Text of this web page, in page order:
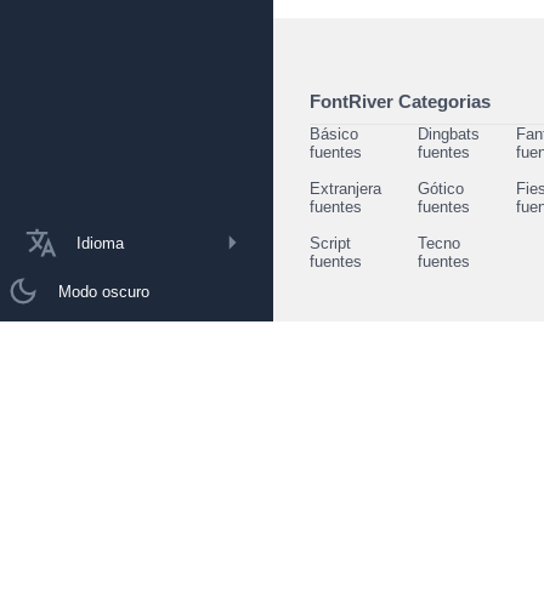
Idioma
Modo oscuro
FontRiver Categorias
Básico
fuentes
Dingbats
fuentes
Extranjera
fuentes
Gótico
fuentes
Script
fuentes
Tecno
fuentes